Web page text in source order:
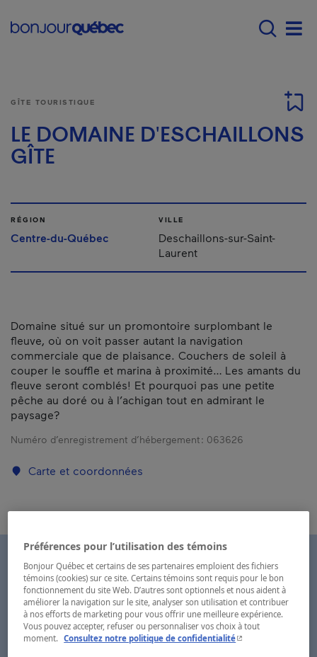
Main navigation -
GÎTE TOURISTIQUE
LE DOMAINE D'ESCHAILLONS
GÎTE
RÉGION
Centre-du-Québec
VILLE
Deschaillons-sur-Saint-
Laurent
Domaine situé sur un promontoire surplombant le
fleuve, où on voit passer autant la navigation
commerciale que de plaisance. Couchers de soleil à
couper le souffle et marina à proximité… Les amants du
fleuve seront comblés! Et pourquoi pas une petite
pêche au doré ou à l’achigan tout en admirant le
paysage?
Numéro d’enregistrement d’hébergement : 063626
Carte et coordonnées
Préférences pour l’utilisation des témoins
Bonjour Québec et certains de ses partenaires emploient des fichiers
témoins (cookies) sur ce site. Certains témoins sont requis pour le bon
fonctionnement du site Web. D’autres sont optionnels et nous aident à
améliorer la navigation sur le site, analyser son utilisation et contribuer
à nos efforts de marketing pour vous offrir une meilleure expérience.
Vous pouvez accepter, refuser ou personnaliser vos choix à tout
moment.
Consultez notre politique de confidentialité- Cet hyperlien